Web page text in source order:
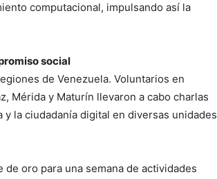
computacional, impulsando así la
social
de Venezuela. Voluntarios en
Mérida y Maturín llevaron a cabo charlas
la ciudadanía digital en diversas unidades
oro para una semana de actividades